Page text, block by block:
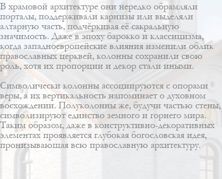
В храмовой архитектуре они нередко обрамляли
порталы, поддерживали карнизы или выделяли
алтарную часть, подчёркивая её сакральную
значимость. Даже в эпоху барокко и классицизма,
когда западноевропейские влияния изменили облик
православных церквей, колонны сохранили свою
роль, хотя их пропорции и декор стали иными.
Символически колонны ассоциируются с опорами
веры, а их вертикальность напоминает о духовном
восхождении. Полуколонны же, будучи частью стены,
символизируют единство земного и горнего мира.
Таким образом, даже в конструктивно-декоративных
элементах проявляется глубокая богословская идея,
пронизывающая всю православную архитектуру.